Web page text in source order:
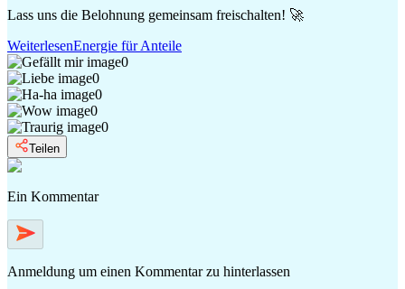
Lass uns die Belohnung gemeinsam freischalten! 🚀
WeiterlesenEnergie für Anteile
0
0
0
0
0
Teilen
Ein Kommentar
Anmeldung um einen Kommentar zu hinterlassen